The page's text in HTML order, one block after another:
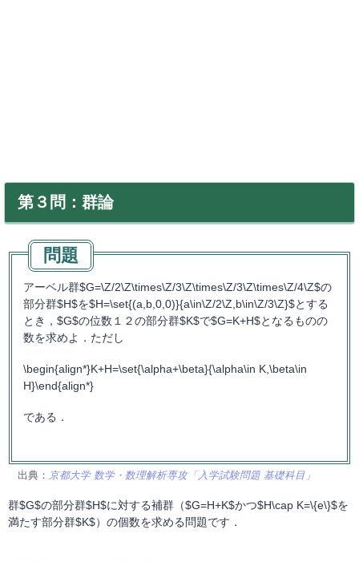
第３問：群論
アーベル群$G=\Z/2\Z\times\Z/3\Z\times\Z/3\Z\times\Z/4\Z$の
部分群$H$を$H=\set{(a,b,0,0)}{a\in\Z/2\Z,b\in\Z/3\Z}$とする
とき，$G$の位数１２の部分群$K$で$G=K+H$となるものの
数を求めよ．ただし
\begin{align*}K+H=\set{\alpha+\beta}{\alpha\in K,\beta\in
H}\end{align*}
である．
出典： 京都大学 数学・数理解析専攻「入学試験問題 基礎科目」
群$G$の部分群$H$に対する補群（$G=H+K$かつ$H\cap K=\{e\}$を
満たす部分群$K$）の個数を求める問題です．